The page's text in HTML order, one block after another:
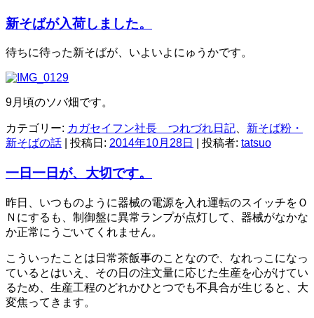
新そばが入荷しました。
待ちに待った新そばが、いよいよにゅうかです。
9月頃のソバ畑です。
カテゴリー: カガセイフン社長 つれづれ日記
新そば粉・
新そばの話 | 投稿日: 2014年10月28日 投稿者: tatsuo
一日一日が、大切です。
昨日、いつものように器械の電源を入れ運転のスイッチをＯ
Ｎにするも、制御盤に異常ランプが点灯して、器械がなかな
か正常にうごいてくれません。
こういったことは日常茶飯事のことなので、なれっこになっ
ているとはいえ、その日の注文量に応じた生産を心がけてい
るため、生産工程のどれかひとつでも不具合が生じると、大
変焦ってきます。